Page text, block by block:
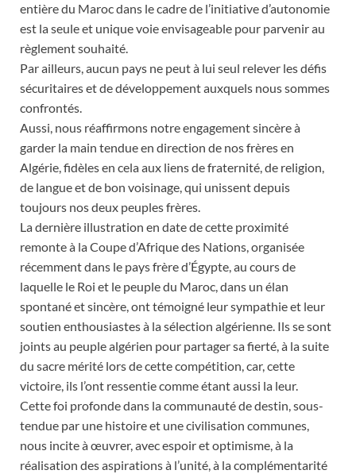
entière du Maroc dans le cadre de l’initiative d’autonomie
est la seule et unique voie envisageable pour parvenir au
règlement souhaité.
Par ailleurs, aucun pays ne peut à lui seul relever les défis
sécuritaires et de développement auxquels nous sommes
confrontés.
Aussi, nous réaffirmons notre engagement sincère à
garder la main tendue en direction de nos frères en
Algérie, fidèles en cela aux liens de fraternité, de religion,
de langue et de bon voisinage, qui unissent depuis
toujours nos deux peuples frères.
La dernière illustration en date de cette proximité
remonte à la Coupe d’Afrique des Nations, organisée
récemment dans le pays frère d’Égypte, au cours de
laquelle le Roi et le peuple du Maroc, dans un élan
spontané et sincère, ont témoigné leur sympathie et leur
soutien enthousiastes à la sélection algérienne. Ils se sont
joints au peuple algérien pour partager sa fierté, à la suite
du sacre mérité lors de cette compétition, car, cette
victoire, ils l’ont ressentie comme étant aussi la leur.
Cette foi profonde dans la communauté de destin, sous-
tendue par une histoire et une civilisation communes,
nous incite à œuvrer, avec espoir et optimisme, à la
réalisation des aspirations à l’unité, à la complémentarité